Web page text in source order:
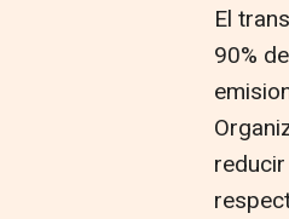
El
90%